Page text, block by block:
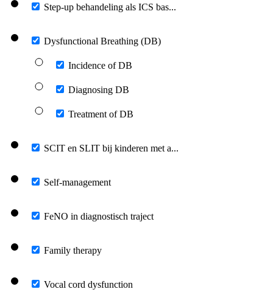
Step-up behandeling als ICS bas...
Dysfunctional Breathing (DB)
Incidence of DB
Diagnosing DB
Treatment of DB
SCIT en SLIT bij kinderen met a...
Self-management
FeNO in diagnostisch traject
Family therapy
Vocal cord dysfunction